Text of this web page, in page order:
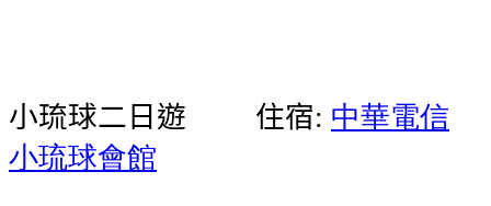
小琉球二日遊 住宿: 中華電信
小琉球會館